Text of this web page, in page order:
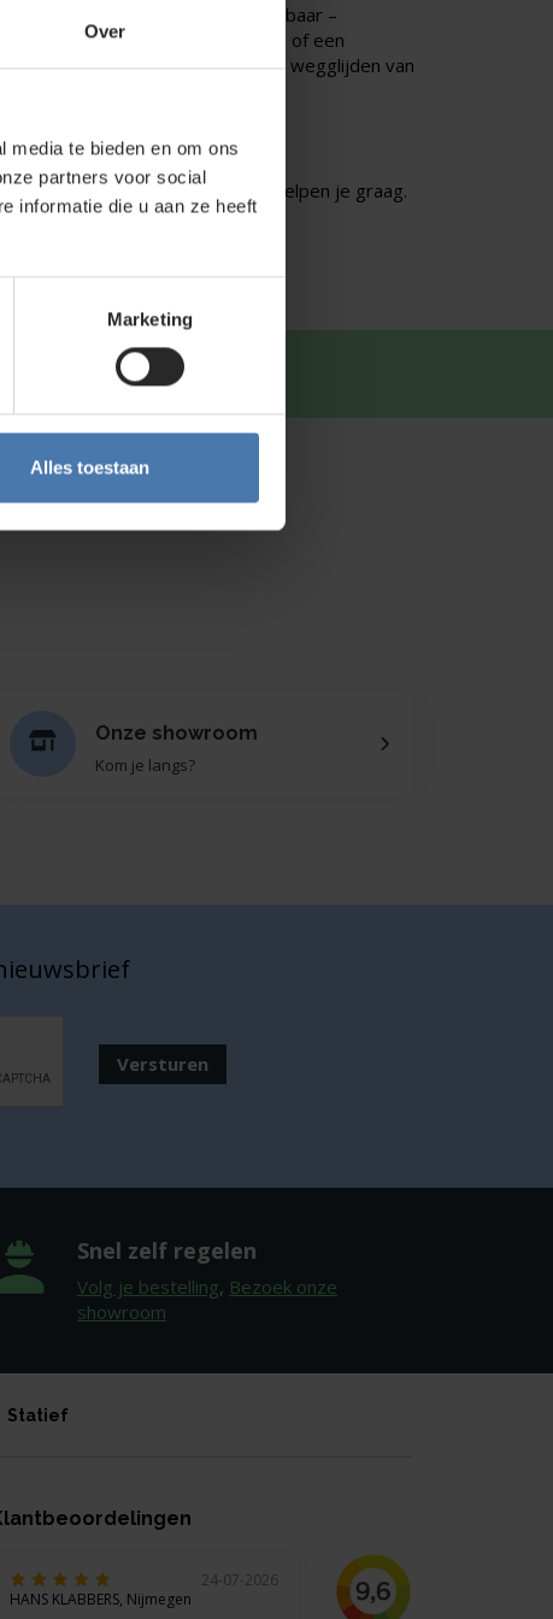
Over
media te bieden en om ons
partners voor social
informatie die u aan ze heeft
Marketing
Alles toestaan
robuust en betrouwbaar –
gebruik van een optisch paslood of een
spreidstop die het onbedoeld wegglijden van
van het juiste statief. Wij helpen je graag.
Onze showroom
Kom je langs?
Versturen
Snel zelf regelen
Volg je bestelling, Bezoek onze
showroom
Statief
24-07-2026
HANS KLABBERS, Nijmegen